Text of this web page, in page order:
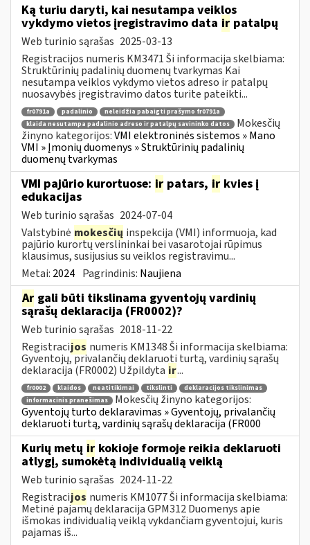
Ką turiu daryti, kai nesutampa veiklos
vykdymo vietos įregistravimo data ir patalpų
Web turinio sąrašas 2025-03-13
Registracijos numeris KM3471 Ši informacija skelbiama:
Struktūrinių padalinių duomenų tvarkymas Kai
nesutampa veiklos vykdymo vietos adreso ir patalpų
nuosavybės įregistravimo datos turite pateikti...
fr0791a padalinio
neleidžia pabaigti prašymo fr0791a
klaida nesutampa padalinio adreso ir patalpų savininko datos
Mokesčių
žinyno kategorijos:VMI elektroninės sistemos » Mano
VMI » Įmonių duomenys » Struktūrinių padalinių
duomenų tvarkymas
VMI pajūrio kurortuose: ir patars, ir kvies į
edukacijas
Web turinio sąrašas 2024-07-04
Valstybinė mokesčių inspekcija (VMI) informuoja, kad
pajūrio kurortų verslininkai bei vasarotojai rūpimus
klausimus, susijusius su veiklos registravimu...
Metai: 2024 Pagrindinis: Naujiena
Ar gali būti tikslinama gyventojų vardinių
sąrašų deklaracija (FR0002)?
Web turinio sąrašas 2018-11-22
Registracijos numeris KM1348 Ši informacija skelbiama:
Gyventojų, privalančių deklaruoti turtą, vardinių sąrašų
deklaracija (FR0002) Užpildyta ir...
fr0002 klaidos neatitikimai tikslinti
deklaracijos tikslinimas
informacinis pranešimas
Mokesčių žinyno kategorijos:
Gyventojų turto deklaravimas » Gyventojų, privalančių
deklaruoti turtą, vardinių sąrašų deklaracija (FR000
Kurių metų ir kokioje formoje reikia deklaruoti
atlygį, sumokėtą individualią veiklą
Web turinio sąrašas 2024-11-22
Registracijos numeris KM1077 Ši informacija skelbiama:
Metinė pajamų deklaracija GPM312 Duomenys apie
išmokas individualią veiklą vykdančiam gyventojui, kuris
pajamas iš...